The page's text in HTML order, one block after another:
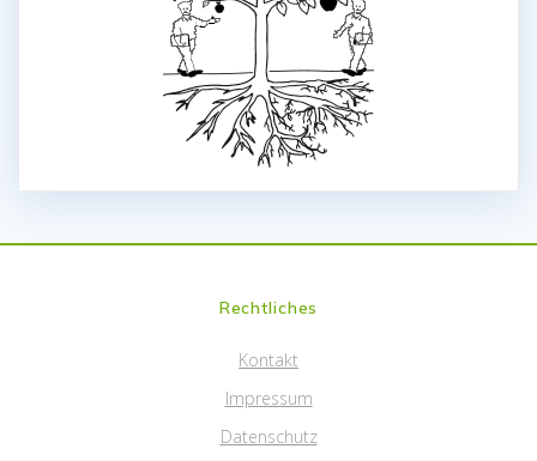
Rechtliches
Kontakt
Impressum
Datenschutz